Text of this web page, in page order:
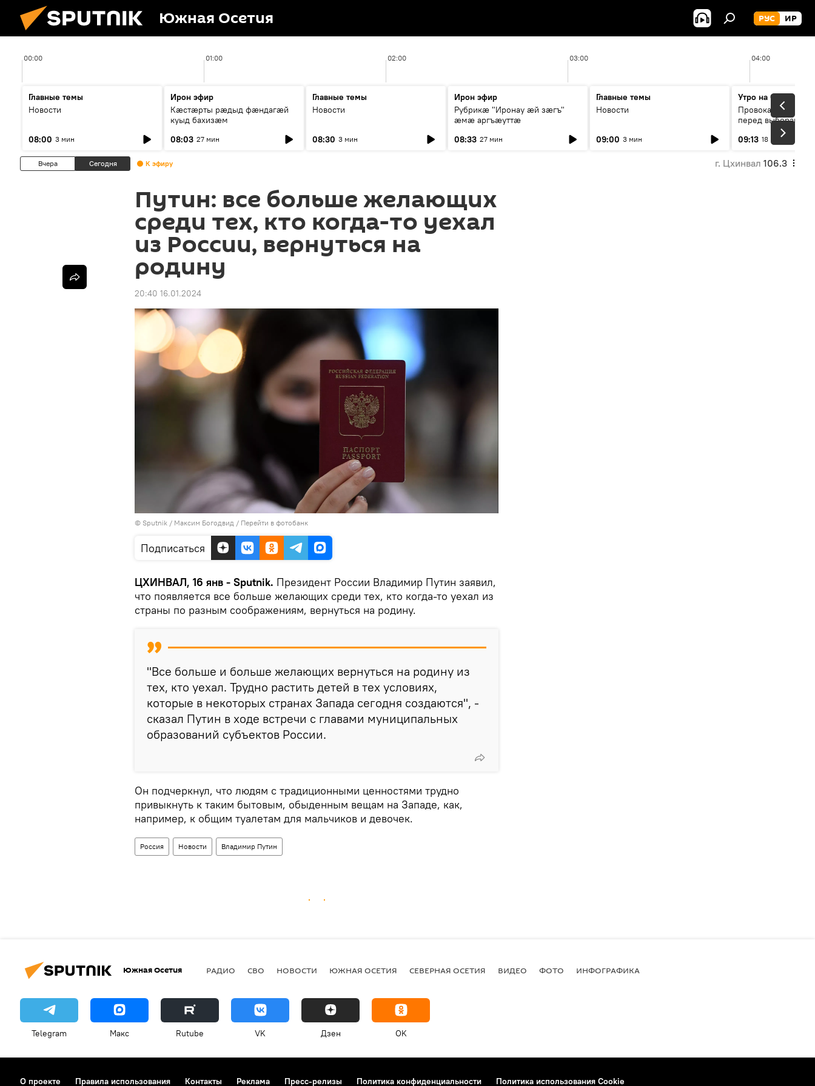
Южная Осетия РУС ИР
00:00 01:00 02:00 03:00 04:00
Главные темы
Новости
08:00 3 мин
Ирон эфир
Кæстæрты рæдыд фæндагæй
куыд бахизæм
08:03 27 мин
Главные темы
Новости
08:30 3 мин
Ирон эфир
Рубрикæ "Иронау ӕй зӕгъ"
ӕмӕ аргъӕуттӕ
08:33 27 мин
Главные темы
Новости
09:00 3 мин
Утро на Спутнике
Провокации со
перед выборами в
09:13 18 мин
Вчера Сегодня К эфиру г. Цхинвал 106.3
Путин: все больше желающих
среди тех, кто когда-то уехал
из России, вернуться на
родину
20:40 16.01.2024
© Sputnik / Максим Богодвид / Перейти в фотобанк
Подписаться
ЦХИНВАЛ, 16 янв - Sputnik. Президент России Владимир Путин заявил,
что появляется все больше желающих среди тех, кто когда-то уехал из
страны по разным соображениям, вернуться на родину.
"Все больше и больше желающих вернуться на родину из
тех, кто уехал. Трудно растить детей в тех условиях,
которые в некоторых странах Запада сегодня создаются", -
сказал Путин в ходе встречи с главами муниципальных
образований субъектов России.
Он подчеркнул, что людям с традиционными ценностями трудно
привыкнуть к таким бытовым, обыденным вещам на Западе, как,
например, к общим туалетам для мальчиков и девочек.
Россия Новости Владимир Путин
Южная Осетия РАДИО СВО НОВОСТИ ЮЖНАЯ ОСЕТИЯ СЕВЕРНАЯ ОСЕТИЯ ВИДЕО ФОТО ИНФОГРАФИКА
Telegram Макс Rutube VK Дзен OK
О проекте Правила использования Контакты Реклама Пресс-релизы Политика конфиденциальности Политика использования Cookie